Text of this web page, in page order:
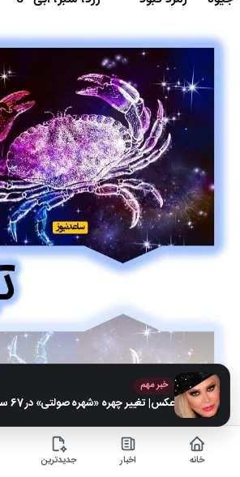
خبر مهم
عکس| تغییر چهره «شهره صولتی» در 67 سالگی
خانه اخبار جدیدترین